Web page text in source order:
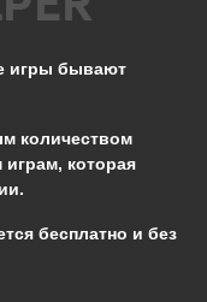
игры бывают
количеством
которая
бесплатно и без